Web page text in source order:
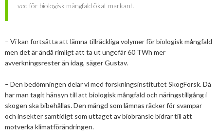
Januari
April
Februari
Januari
Mars
Februari
Maj
Mars
Februari
Augusti
Maj
Mars
Februari
Oktober
Augusti
Juni
Maj
November
Mars
December
Augusti
Juli
Maj
2008
December
ved för biologisk mångfald ökat markant.
– Vi kan fortsätta att lämna tillräckliga volymer för biologisk mångfald
men det är ändå rimligt att ta ut ungefär 60 TWh mer
avverkningsrester än idag, säger Gustav.
– Den bedömningen delar vi med forskningsinstitutet SkogForsk. Då
har man tagit hänsyn till att biologisk mångfald och näringstillgång i
skogen ska bibehållas. Den mängd som lämnas räcker för svampar
och insekter samtidigt som uttaget av biobränsle bidrar till att
motverka klimatförändringen.